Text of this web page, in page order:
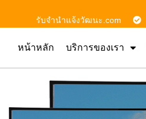
รับจํานําแจ้งวัฒนะ.com
หน้าหลัก บริการของเรา